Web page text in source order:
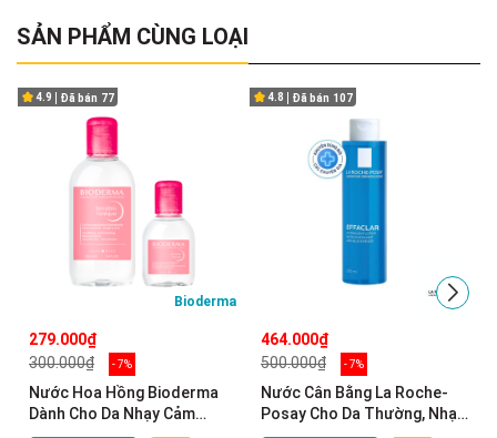
SẢN PHẨM CÙNG LOẠI
4.9 Đã bán 77
Bioderma
279.000₫
300.000₫
- 7%
Nước Hoa Hồng Bioderma
Dành Cho Da Nhạy Cảm
250ml Sensibio Tonique
4.8 Đã bán 107
464.000₫
500.000₫
- 7%
Nước Cân Bằng La Roche-
Posay Cho Da Thường, Nhạy
Cảm 200ml Soothing Lotion